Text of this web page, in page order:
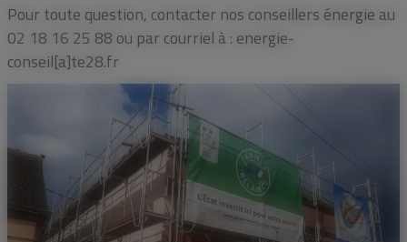
Pour toute question, contacter nos conseillers énergie au
02 18 16 25 88 ou par courriel à : energie-
conseil[a]te28.fr